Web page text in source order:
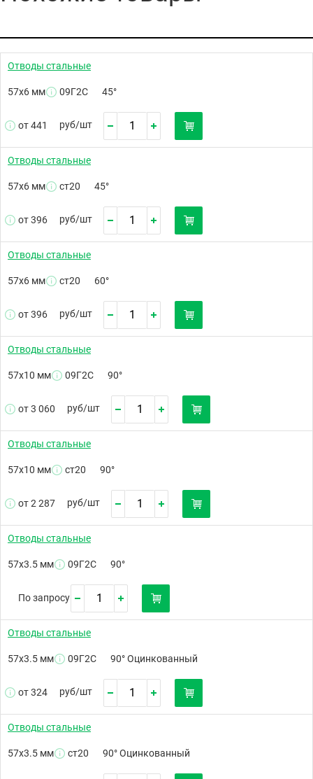
Отводы стальные
57х6 мм 09Г2С 45°
от 441 руб/шт
Отводы стальные
57х6 мм ст20 45°
от 396 руб/шт
Отводы стальные
57х6 мм ст20 60°
от 396 руб/шт
Отводы стальные
57х10 мм 09Г2С 90°
от 3 060 руб/шт
Отводы стальные
57х10 мм ст20 90°
от 2 287 руб/шт
Отводы стальные
57х3.5 мм 09Г2С 90°
По запросу
Отводы стальные
57х3.5 мм 09Г2С 90° Оцинкованный
от 324 руб/шт
Отводы стальные
57х3.5 мм ст20 90° Оцинкованный